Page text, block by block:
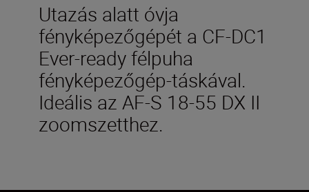
Utazás alatt óvja
fényképezőgépét a CF-DC1
Ever-ready félpuha
fényképezőgép-táskával.
Ideális az AF-S 18-55 DX II
zoomszetthez.